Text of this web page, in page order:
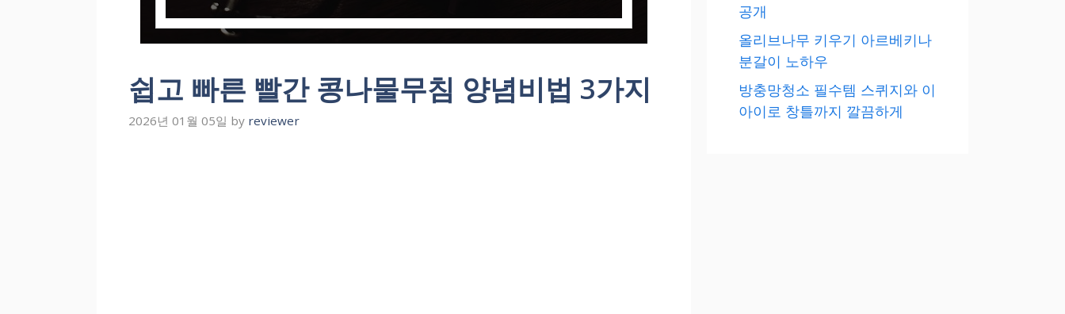
쉽고 빠른 빨간 콩나물무침 양념비법 3가지
2026년 01월 05일 by reviewer
공개
올리브나무 키우기 아르베키나
분갈이 노하우
방충망청소 필수템 스퀴지와 이
아이로 창틀까지 깔끔하게